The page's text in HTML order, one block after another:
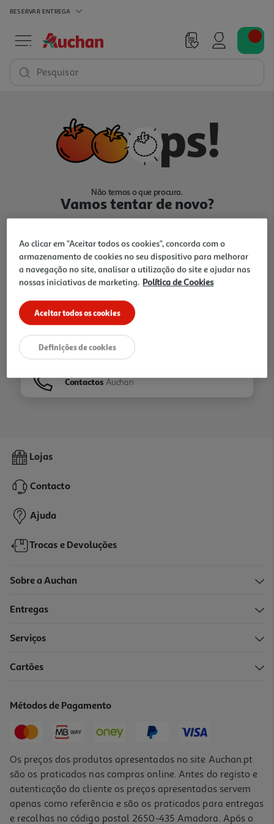
RESERVAR ENTREGA
Pesquisar
Não temos o que procura.
Vamos tentar de novo?
Ir para Homepage
Folhetos
Contactos Auchan
Lojas
Contacto
Ajuda
Trocas e Devoluções
Sobre a Auchan
Entregas
Serviços
Cartões
Métodos de Pagamento
Os preços dos produtos apresentados no site Auchan.pt
são os praticados nas compras online. Antes do registo e
autenticação do cliente os preços apresentados servem
apenas como referência e são os praticados para entregas
e recolhas no código postal 2650-435 Amadora. Após o
Ao clicar em "Aceitar todos os cookies", concorda com o
armazenamento de cookies no seu dispositivo para melhorar
a navegação no site, analisar a utilização do site e ajudar nas
nossas iniciativas de marketing. Política de Cookies
Aceitar todos os cookies
Definições de cookies